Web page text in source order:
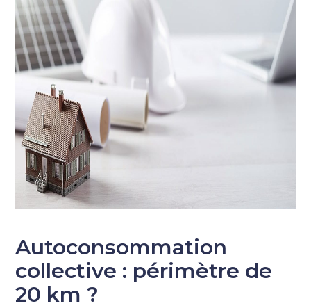
Autoconsommation
collective : périmètre de
20 km ?